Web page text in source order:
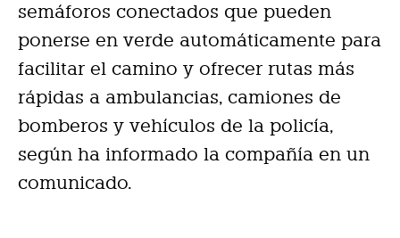
semáforos conectados que pueden
ponerse en verde automáticamente para
facilitar el camino y ofrecer rutas más
rápidas a ambulancias, camiones de
bomberos y vehículos de la policía,
según ha informado la compañía en un
comunicado.